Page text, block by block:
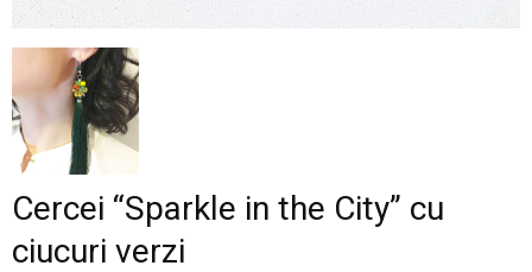
Cercei “Sparkle in the City” cu
ciucuri verzi